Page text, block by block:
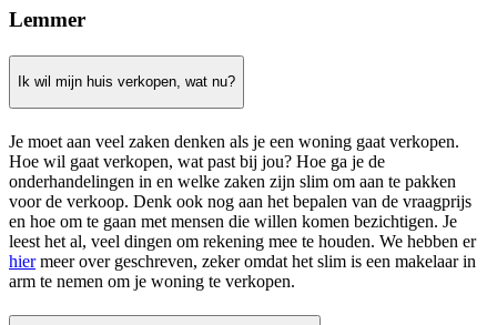
Lemmer
Ik wil mijn huis verkopen, wat nu?
Je moet aan veel zaken denken als je een woning gaat verkopen.
Hoe wil gaat verkopen, wat past bij jou? Hoe ga je de
onderhandelingen in en welke zaken zijn slim om aan te pakken
voor de verkoop. Denk ook nog aan het bepalen van de vraagprijs
en hoe om te gaan met mensen die willen komen bezichtigen. Je
leest het al, veel dingen om rekening mee te houden. We hebben er
hiermeer over geschreven, zeker omdat het slim is een makelaar in
arm te nemen om je woning te verkopen.